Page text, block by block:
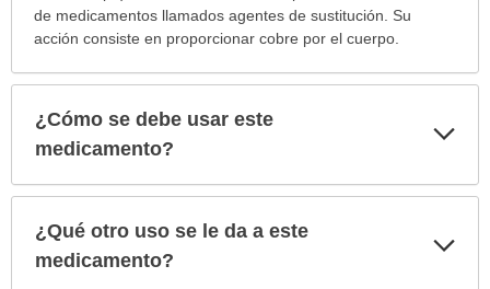
enfermedades
este
medicamento?
sido
de medicamentos llamados agentes de sustitución. Su
acción consiste en proporcionar cobre por el cuerpo.
¿Cómo se debe usar este
medicamento?
¿Qué otro uso se le da a este
medicamento?